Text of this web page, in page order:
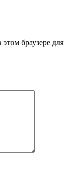
браузере для